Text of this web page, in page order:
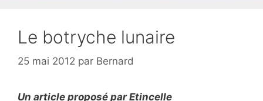
Le botryche lunaire
25 mai 2012 par Bernard
Un article proposé par Etincelle